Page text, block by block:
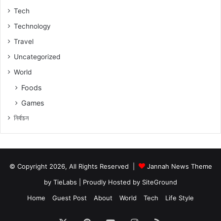
Tech
Technology
Travel
Uncategorized
World
Foods
Games
নিৰ্বাচন
© Copyright 2026, All Rights Reserved |
Jannah News Theme
by TieLabs | Proudly Hosted by SiteGround
Home
Guest Post About World Tech Life Style